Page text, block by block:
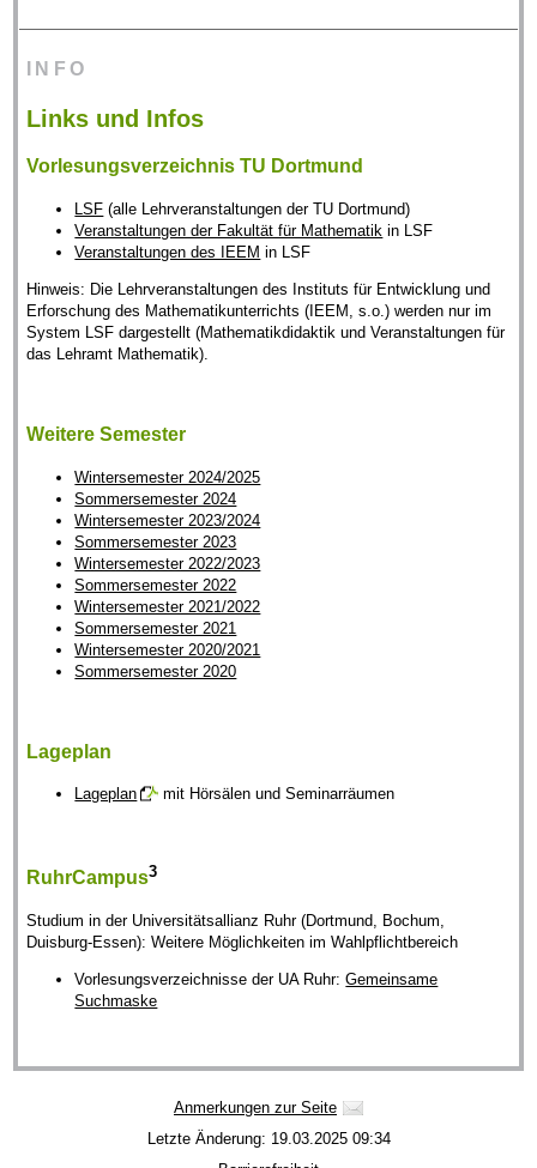
INFO
Links und Infos
Vorlesungsverzeichnis TU Dortmund
LSF (alle Lehrveranstaltungen der TU Dortmund)
Veranstaltungen der Fakultät für Mathematik in LSF
Veranstaltungen des IEEM in LSF
Hinweis: Die Lehrveranstaltungen des Instituts für Entwicklung und
Erforschung des Mathematikunterrichts (IEEM, s.o.) werden nur im
System LSF dargestellt (Mathematikdidaktik und Veranstaltungen für
das Lehramt Mathematik).
Weitere Semester
Wintersemester 2024/2025
Sommersemester 2024
Wintersemester 2023/2024
Sommersemester 2023
Wintersemester 2022/2023
Sommersemester 2022
Wintersemester 2021/2022
Sommersemester 2021
Wintersemester 2020/2021
Sommersemester 2020
Lageplan
Lageplan mit Hörsälen und Seminarräumen
RuhrCampus3
Studium in der Universitätsallianz Ruhr (Dortmund, Bochum,
Duisburg-Essen): Weitere Möglichkeiten im Wahlpflichtbereich
Vorlesungsverzeichnisse der UA Ruhr:Gemeinsame
Suchmaske
Anmerkungen zur Seite
Letzte Änderung: 19.03.2025 09:34